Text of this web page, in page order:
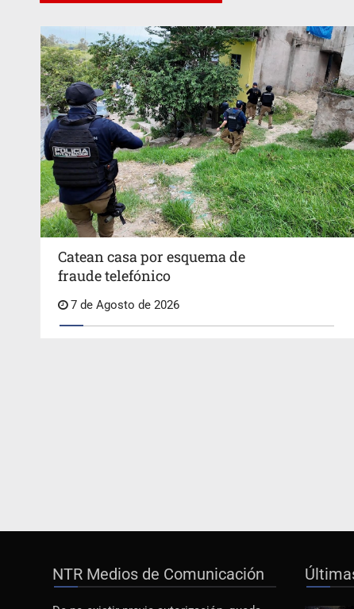
Catean casa por esquema de
fraude telefónico
7 de Agosto de 2026
NTR Medios de Comunicación